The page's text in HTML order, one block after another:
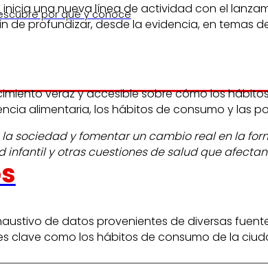
por qué y conoce
inicia una nueva línea de actividad con el
de profundizar, desde la evidencia, en
veraz y accesible sobre cómo los
alimentaria, los hábitos de consumo y las
la sociedad y fomentar un cambio real en la
y otras cuestiones de salud que
de datos provenientes de diversas
clave como los hábitos de consumo de la